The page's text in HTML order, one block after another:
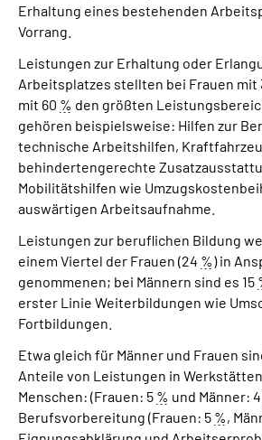
Erhaltung eines bestehenden
Vorrang.
Leistungen zur Erhaltung oder
Arbeitsplatzes stellten bei Frauen mit
mit 60 % den größten
gehören beispielsweise: Hilfen zur
technische Arbeitshilfen,
behindertengerechte
Mobilitätshilfen wie
auswärtigen Arbeitsaufnahme.
Leistungen zur beruflichen Bildung
einem Viertel der Frauen (24 %) in
genommenen; bei Männern sind es 15
erster Linie Weiterbildungen wie
Fortbildungen.
Etwa gleich für Männer und Frauen
Anteile von Leistungen in
Menschen: (Frauen: 5 % und Männer: 4
Berufsvorbereitung (Frauen: 5 %,